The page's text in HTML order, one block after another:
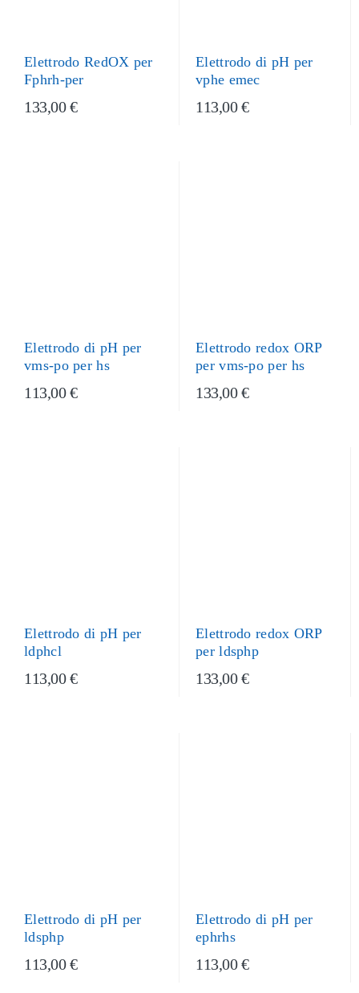
Elettrodo RedOX per
Fphrh-per
133,00 €
Elettrodo di pH per
vphe emec
113,00 €
Elettrodo di pH per
vms-po per hs
113,00 €
Elettrodo redox ORP
per vms-po per hs
133,00 €
Elettrodo di pH per
ldphcl
113,00 €
Elettrodo redox ORP
per ldsphp
133,00 €
Elettrodo di pH per
ldsphp
113,00 €
Elettrodo di pH per
ephrhs
113,00 €